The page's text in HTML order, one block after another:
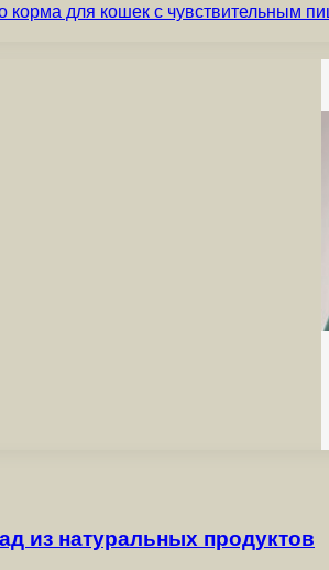
корма для кошек с чувствительным
из натуральных продуктов